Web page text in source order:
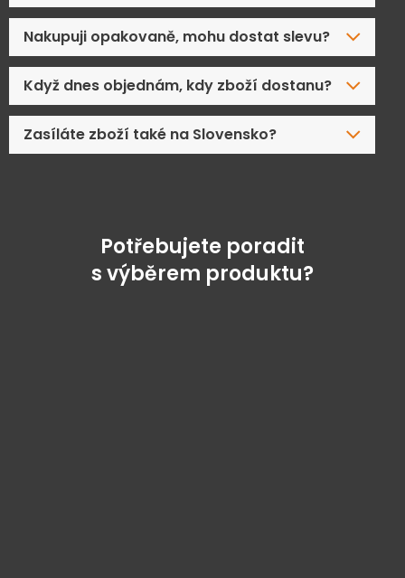
Nakupuji opakovaně, mohu dostat slevu?
Když dnes objednám, kdy zboží dostanu?
Zasíláte zboží také na Slovensko?
Potřebujete poradit
s výběrem produktu?